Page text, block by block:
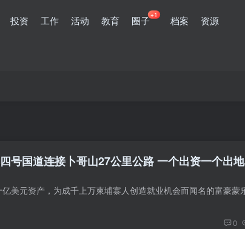
投资 工作 活动 教育 圈子+1 档案 资源
两大富豪共筑四号国道连接卜哥山27公里公路 一个出资一个出地
0